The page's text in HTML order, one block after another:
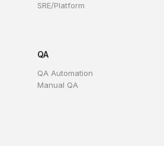
SRE/Platform
QA
QA Automation
Manual QA